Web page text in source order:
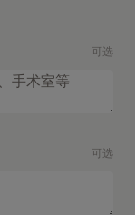
可选
可选